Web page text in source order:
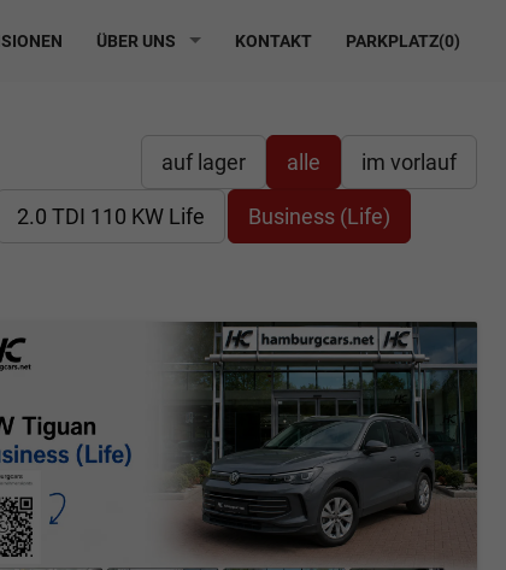
ÜBER UNS KONTAKT PARKPLATZ(0)
auf lager alle im vorlauf
2.0 TDI 110 KW Life Business (Life)